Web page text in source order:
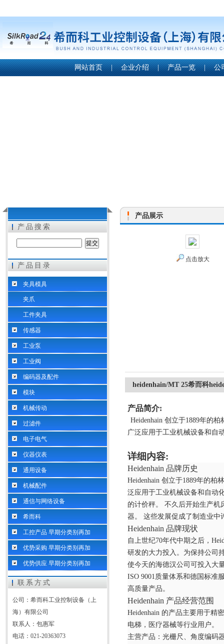
希而科工业控制设备（上海）有限公司
网站首页 | 企业介绍 | 产品一览 | 公
产品搜索
产品目录
夹具模具
夹爪
工件夹具
传感器
工业泵
工业阀
编码器及配件
模块
机械传动
过滤件
电子电气
仪器仪表
通用设备
机械配件
通信与网络设备
希而科
工控产品 早期分类别再加
优势采购 早期分类别再加
优势供应 早期分类别再加
联系方式
公司：希而科工业控制设备（上
海）有限公司
联系人：包惠军
电话：021-20363073
产品展示
点击放大
heidenhain/MT 25希而科
产品简介:
Heidenhain 创立于1889年的
广泛应用于工业机械设备和自
详细内容:
Heidenhain 品牌历史
Heidenhain 创立于1889年的
泛应用于工业机械设备和自动
的计价秤。 不久后开始生产
器。 这些发展促成了制造业中
Heidenhain 品牌现状
自上世纪70年代中期之后，
研发的大力投入。为保持公司
使今天的海德汉公司可投入大
ISO 9001质量体系和德国标准
高质量产品。
Heidenhain 产品经营范围
Heidenhain 的产品主要用于精
电梯，医疗器械等行业用户。
主营产品：光栅尺、角度编码